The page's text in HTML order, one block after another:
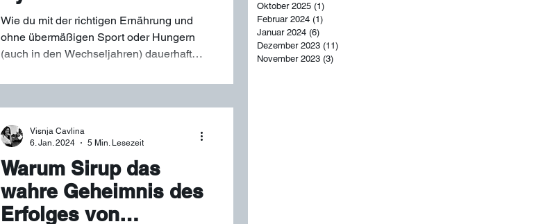
Wie du mit der richtigen Ernährung und
ohne übermäßigen Sport oder Hungern
(auch in den Wechseljahren) dauerhaft
Warum Sirup das
wahre Geheimnis des
Erfolges von
Visnja Cavlina
6. Jan. 2024
5 Min. Lesezeit
Oktober 2025 (1)
Februar 2024 (1)
Januar 2024 (6)
Dezember 2023 (11)
November 2023 (3)